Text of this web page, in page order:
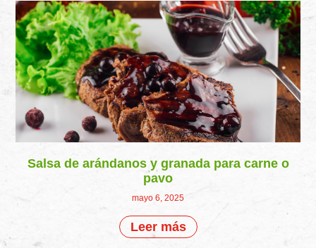
Salsa de arándanos y granada para carne o
pavo
mayo 6, 2025
Leer más